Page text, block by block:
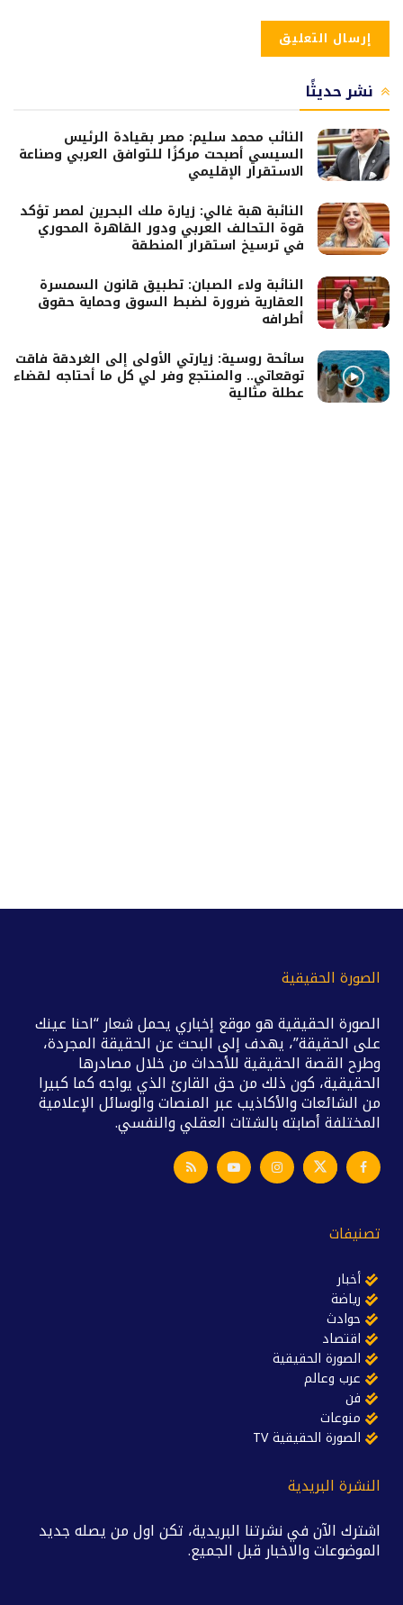
نشر حديثًا
النائب محمد سليم: مصر بقيادة الرئيس
السيسي أصبحت مركزًا للتوافق العربي وصناعة
الاستقرار الإقليمي
النائبة هبة غالي: زيارة ملك البحرين لمصر تؤكد
قوة التحالف العربي ودور القاهرة المحوري
في ترسيخ استقرار المنطقة
النائبة ولاء الصبان: تطبيق قانون السمسرة
العقارية ضرورة لضبط السوق وحماية حقوق
أطرافه
سائحة روسية: زيارتي الأولى إلى الغردقة فاقت
توقعاتي.. والمنتجع وفر لي كل ما أحتاجه لقضاء
عطلة مثالية
الصورة الحقيقية
الصورة الحقيقية هو موقع إخباري يحمل شعار “احنا عينك
على الحقيقة”، يهدف إلى البحث عن الحقيقة المجردة،
وطرح القصة الحقيقية للأحداث من خلال مصادرها
الحقيقية، كون ذلك من حق القارئ الذي يواجه كما كبيرا
من الشائعات والأكاذيب عبر المنصات والوسائل الإعلامية
المختلفة أصابته بالشتات العقلي والنفسي.
تصنيفات
أخبار
رياضة
حوادث
اقتصاد
الصورة الحقيقية
عرب وعالم
فن
منوعات
الصورة الحقيقية TV
النشرة البريدية
اشترك الآن في نشرتنا البريدية، تكن اول من يصله جديد
الموضوعات والاخبار قبل الجميع.